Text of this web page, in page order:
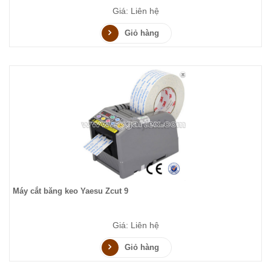
Giá: Liên hệ
Giỏ hàng
Máy cắt băng keo Yaesu Zcut 9
Giá: Liên hệ
Giỏ hàng